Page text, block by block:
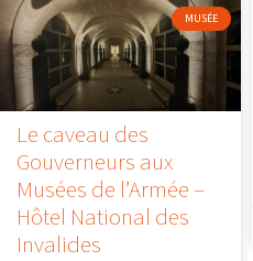
MUSÉE
Le caveau des
Gouverneurs aux
Musées de l’Armée –
Hôtel National des
Invalides